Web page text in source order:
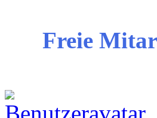
Freie